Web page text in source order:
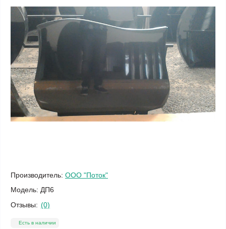
Производитель: ООО "Поток"
Модель: ДП6
Отзывы: (0)
Есть в наличии